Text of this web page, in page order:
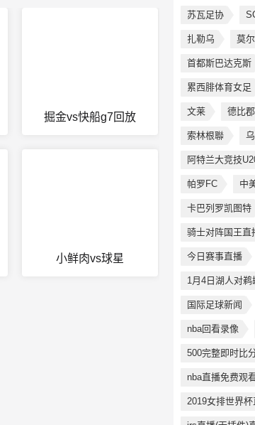
掘金vs快船g7回放
小鲜肉vs球星
苏瓦足协
扎勒乌 莫
首都斯巴达克斯
累西腓体育女足
文莱 德比郡
索林根聯
阿特兰大竞技
帕罗FC 中
卡巴列罗凯图特
骑士对阵国王直
今日赛事直播
1月4日湖人对鹈
国际足球新闻
nba回看录像
500完整即时比
nba直播免费观
2019女排世界杯